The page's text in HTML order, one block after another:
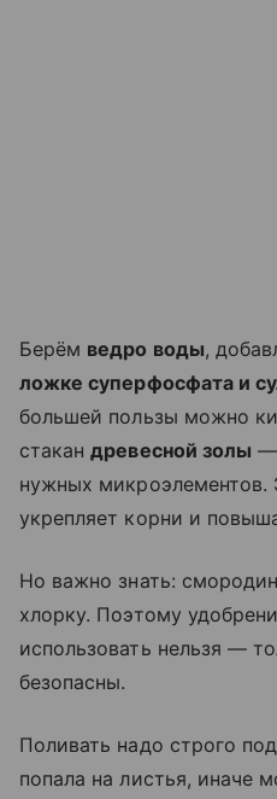
Берём ведро воды,
ложке суперфосфата и
большей пользы можно
стакандревесной золы —
нужных микроэлементов.
укрепляет корни и
Но важно знать:
хлорку. Поэтому
использовать нельзя —
безопасны.
Поливать надо строго
попала на листья, иначе